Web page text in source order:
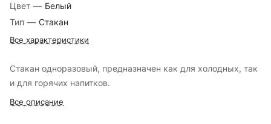
Цвет — Белый
Тип — Стакан
Все характеристики
Стакан одноразовый, предназначен как для холодных, так
и для горячих напитков.
Все описание